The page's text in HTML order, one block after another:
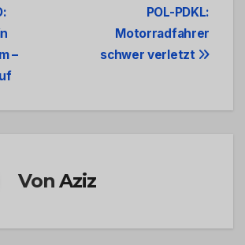
POL-PDKL:
Motorradfahrer
schwer verletzt
–
VonAziz